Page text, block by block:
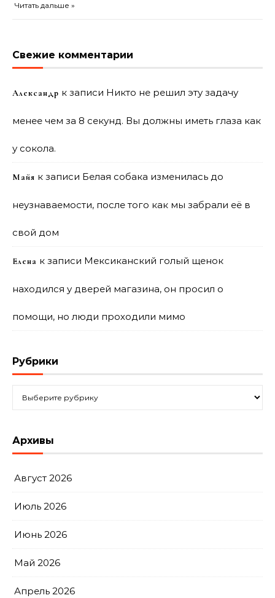
Читать дальше »
Свежие комментарии
Александр к записи Никто не решил эту задачу
менее чем за 8 секунд. Вы должны иметь глаза как
у сокола.
Майя к записи Белая собака изменилась до
неузнаваемости, после того как мы забрали её в
свой дом
Елена к записи Мексиканский голый щенок
находился у дверей магазина, он просил о
помощи, но люди проходили мимо
Рубрики
Архивы
Август 2026
Июль 2026
Июнь 2026
Май 2026
Апрель 2026